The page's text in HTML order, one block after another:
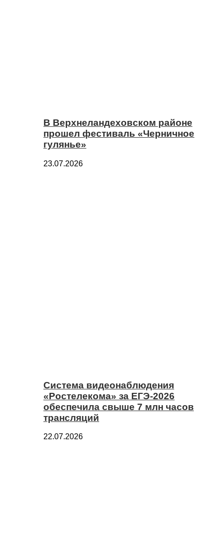
В Верхнеландеховском районе
прошел фестиваль «Черничное
гулянье»
23.07.2026
Система видеонаблюдения
«Ростелекома» за ЕГЭ-2026
обеспечила свыше 7 млн часов
трансляций
22.07.2026